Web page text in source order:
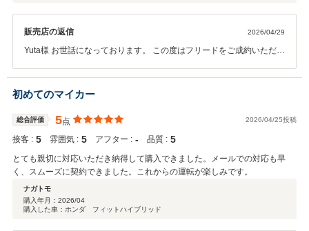
販売店の返信 2026/04/29
Yuta様 お世話になっております。 この度はフリードをご成約いただき
の言葉をいただき感謝申し上げます。 お車に関してご不明点やご質問
等ございましたら、お気軽にお問い合わせくださいませ。 今井
初めてのマイカー
総合評価 5点 2026/04/25投稿
接客 : 5 雰囲気 : 5 アフター : ‐ 品質 : 5
とても親切に対応いただき納得して購入できました。メールでの対応も早
く、スムーズに契約できました。これからの運転が楽しみです。
ナガトモ
購入年月： 2026/04
購入した車：ホンダ フィットハイブリッド